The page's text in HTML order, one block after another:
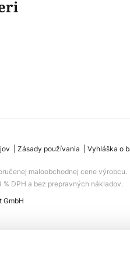
Zásady používania Vyhláška o
maloobchodnej cene výrobcu.
DPH a bez prepravných nákladov.
GmbH